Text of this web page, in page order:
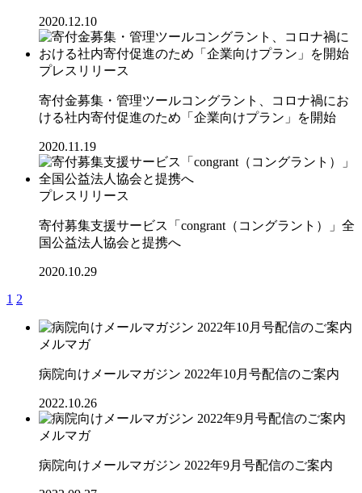
2020.12.10
プレスリリース
寄付金募集・管理ツールコングラント、コロナ禍にお
ける社内寄付促進のため「企業向けプラン」を開始
2020.11.19
プレスリリース
寄付募集支援サービス「congrant（コングラント）」全
国公益法人協会と提携へ
2020.10.29
1 2
メルマガ
病院向けメールマガジン 2022年10月号配信のご案内
2022.10.26
メルマガ
病院向けメールマガジン 2022年9月号配信のご案内